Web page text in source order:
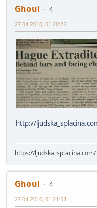
Ghoul
4
27-04-2010, 01:20:22
http://
https://ljudska_splacina.com/
Ghoul
4
27-04-2010, 01:21:51